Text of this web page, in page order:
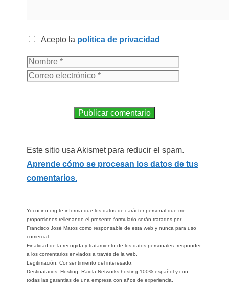
Acepto la política de privacidad
Este sitio usa Akismet para reducir el spam.
Aprende cómo se procesan los datos de tus
comentarios.
Yococino.org te informa que los datos de carácter personal que me
proporciones rellenando el presente formulario serán tratados por
Francisco José Matos como responsable de esta web y nunca para uso
comercial.
Finalidad de la recogida y tratamiento de los datos personales: responder
a los comentarios enviados a través de la web.
Legitimación: Consentimiento del interesado.
Destinatarios: Hosting: Raiola Networks hosting 100% español y con
todas las garantias de una empresa con años de experiencia.